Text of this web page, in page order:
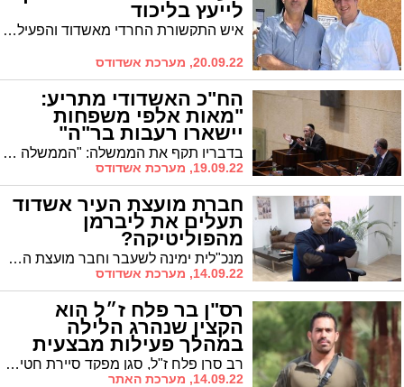
לייעץ בליכוד
איש התקשורת החרדי מאשדוד והפעיל החברתי ישמש כיועץ התקשורת של מקום 21 בליכוד נציג הגליל והעמקים ברשימת הליכוד לכנסת. חכ"ל ניסים ואטורי
20.09.22, מערכת אשדודס
הח"כ האשדודי מתריע:
"מאות אלפי משפחות
יישארו רעבות בר"ה"
בדבריו תקף את הממשלה: "הממשלה נחלה כשלון חרוץ - בכל מה שנגעתם הרסתם. בקרוב מאוד בעז"ה נחליף את הממשלה ואף אזרח לא יישאר רעב"
19.09.22, מערכת אשדודס
חברת מועצת העיר אשדוד
תעלים את ליברמן
מהפוליטיקה?
מנכ"לית ימינה לשעבר וחבר מועצת העיר אשדוד, סטלה ויינשטיין, מקימה מפלגת עולים וצפויה להגיש מחר רשימה שתתמודד בבחירות הקרובות בראשותה. האם היא תצליח לדרדר את אביגדור ליברמן מתחת לאחוז החסימה?
14.09.22, מערכת אשדודס
רס"ן בר פלח ז״ל הוא
הקצין שנהרג הלילה
במהלך פעילות מבצעית
רב סרן פלח ז"ל, סגן מפקד סיירת חטיבת הנח"ל, הוא הקצין שנהרג הלילה כתוצאה מחילופי ירי, במהלך התקלות עם מחבלים בקו התפר, בסמוך למעבר ג'למה שבמרחב החטיבה המרחבית מנשה. יהי זכרו ברוך
14.09.22, מערכת האתר